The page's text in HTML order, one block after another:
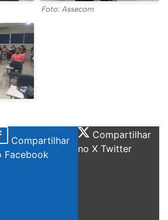
Foto: Assecom
Compartilhar
Facebook
Compartilhar
no X Twitter